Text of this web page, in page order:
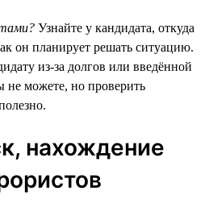
Узнайте у кандидата, откуда
он планирует решать ситуацию.
из-за долгов или введённой
не можете, но проверить
нахождение